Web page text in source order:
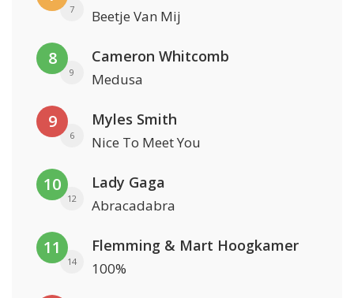
7 Beetje Van Mij
8
9
Cameron Whitcomb
Medusa
9
6
Myles Smith
Nice To Meet You
10
12
Lady Gaga
Abracadabra
11
14
Flemming & Mart Hoogkamer
100%